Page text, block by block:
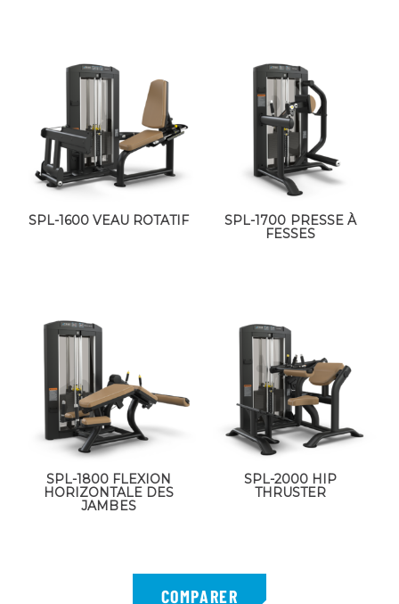
SPL-1600 VEAU ROTATIF
SPL-1700 PRESSE À
FESSES
SPL-1800 FLEXION
HORIZONTALE DES
JAMBES
SPL-2000 HIP
THRUSTER